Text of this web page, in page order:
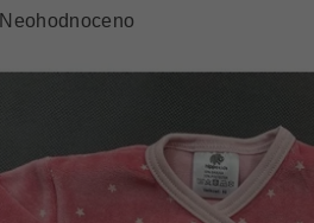
Neohodnoceno